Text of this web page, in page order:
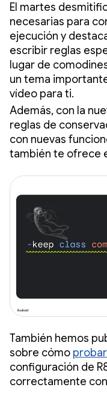
El martes
necesarias para
ejecución y
escribir reglas
lugar de
un tema
vídeo para ti.
Además, con la
reglas de
con nuevas
también te ofrece
También hemos
sobre cómo probar
configuración de
correctamente